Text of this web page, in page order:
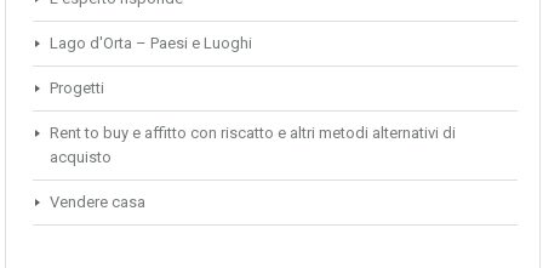
Lago d'Orta – Paesi e Luoghi
Progetti
Rent to buy e affitto con riscatto e altri metodi alternativi di
acquisto
Vendere casa